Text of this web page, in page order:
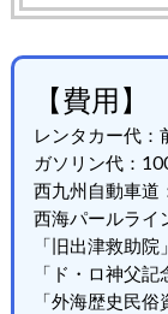
【費用】
レンタカー代：
ガソリン代：
西九州自動車道
西海パールライ
「旧出津救助
「ド・ロ神父
「外海歴史民